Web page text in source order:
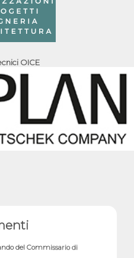
OICE
del Commissario di